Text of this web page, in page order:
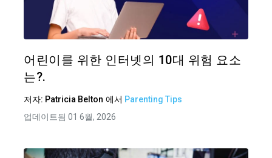
어린이를 위한 인터넷의 10대 위험 요소
는?.
저자: Patricia Belton 에서 Parenting Tips
업데이트됨 01 6월, 2026